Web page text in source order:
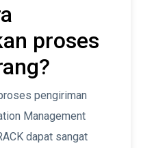
proses
pengiriman
Management
dapat sangat